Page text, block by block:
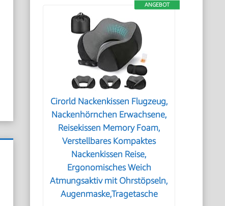
ANGEBOT
Cirorld Nackenkissen Flugzeug,
Nackenhörnchen Erwachsene,
Reisekissen Memory Foam,
Verstellbares Kompaktes
Nackenkissen Reise,
Ergonomisches Weich
Atmungsaktiv mit Ohrstöpseln,
Augenmaske,Tragetasche